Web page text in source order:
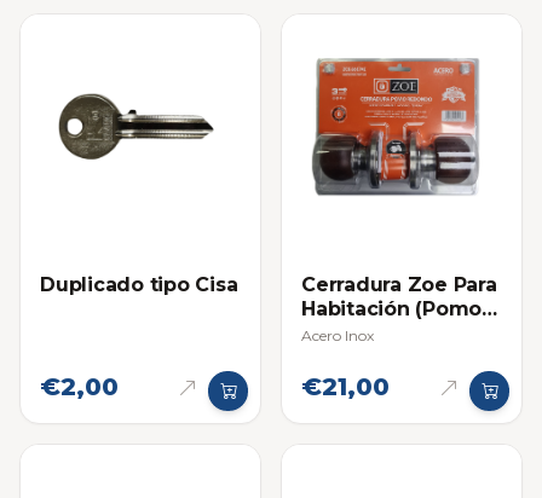
Duplicado tipo Cisa
€2,00
Cerradura Zoe Para
Habitación (Pomo
Madera)
Acero Inox
€21,00